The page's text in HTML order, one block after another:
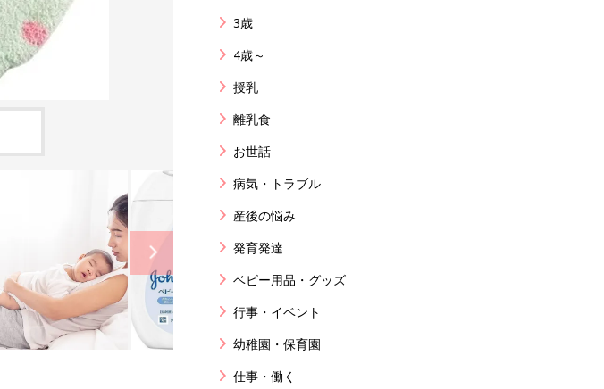
3歳
4歳～
授乳
離乳食
お世話
病気・トラブル
産後の悩み
発育発達
ベビー用品・グッズ
行事・イベント
幼稚園・保育園
仕事・働く